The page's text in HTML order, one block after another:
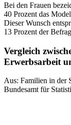
Bei den Frauen
40 Prozent das
Dieser Wunsch
13 Prozent der
Vergleich
Erwerbsarbeit
Aus: Familien in der
Bundesamt für